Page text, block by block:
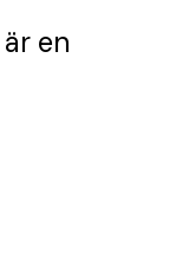
är en